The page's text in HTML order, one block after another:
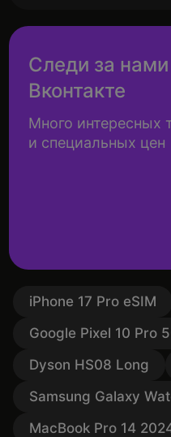
Следи за
Вконтакте
Много интересных
и специальных цен
iPhone 17 Pro eSIM
Google Pixel 10 Pro
Dyson HS08 Long
Samsung Galaxy
MacBook Pro 14